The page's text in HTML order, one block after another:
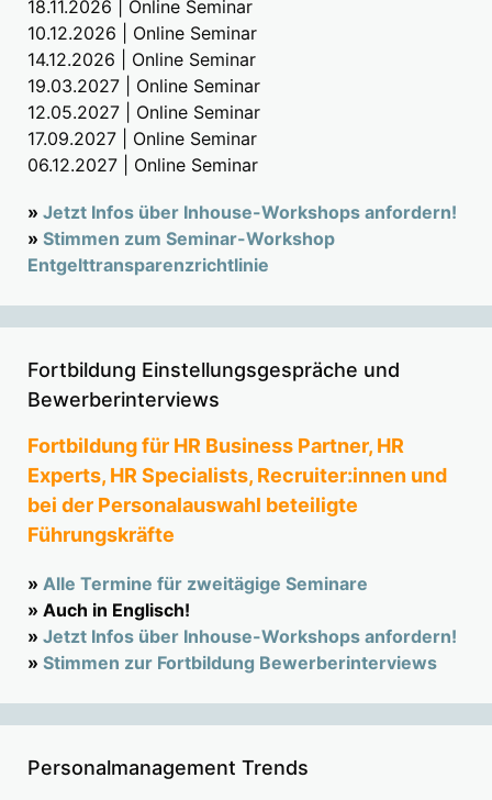
18.11.2026 | Online Seminar
10.12.2026 | Online Seminar
14.12.2026 | Online Seminar
19.03.2027 | Online Seminar
12.05.2027 | Online Seminar
17.09.2027 | Online Seminar
06.12.2027 | Online Seminar
» Jetzt Infos über Inhouse-Workshops anfordern!
» Stimmen zum Seminar-Workshop
Entgelttransparenzrichtlinie
Fortbildung Einstellungsgespräche und
Bewerberinterviews
Fortbildung für HR Business Partner, HR
Experts, HR Specialists, Recruiter:innen und
bei der Personalauswahl beteiligte
Führungskräfte
» Alle Termine für zweitägige Seminare
» Auch in Englisch!
» Jetzt Infos über Inhouse-Workshops anfordern!
» Stimmen zur Fortbildung Bewerberinterviews
Personalmanagement Trends